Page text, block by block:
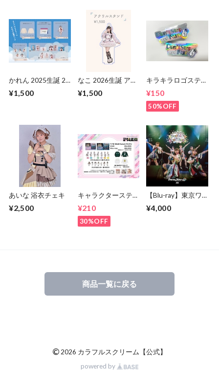
かれん 2025生誕 2L
¥1,500
なこ 2026生誕 アク
ルダー
¥1,500
キラキラロゴステッ
¥150
50%OFF
あいな 浴衣チェキ
¥2,500
キャラクターステッ
¥210
30%OFF
【Blu-ray】東京ワ
SparklY 7 ReNY
¥4,000
商品一覧に戻る
© 2026 カラフルスクリーム【公式】
powered by